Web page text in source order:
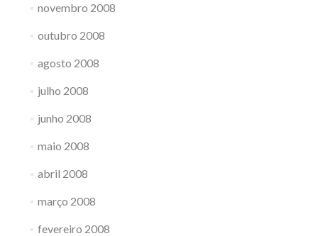
novembro 2008
outubro 2008
agosto 2008
julho 2008
junho 2008
maio 2008
abril 2008
março 2008
fevereiro 2008